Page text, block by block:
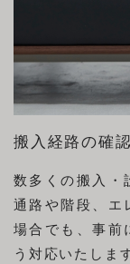
搬入経路の確
数多くの搬入・
通路や階段、エ
場合でも、事前
う対応いたしま